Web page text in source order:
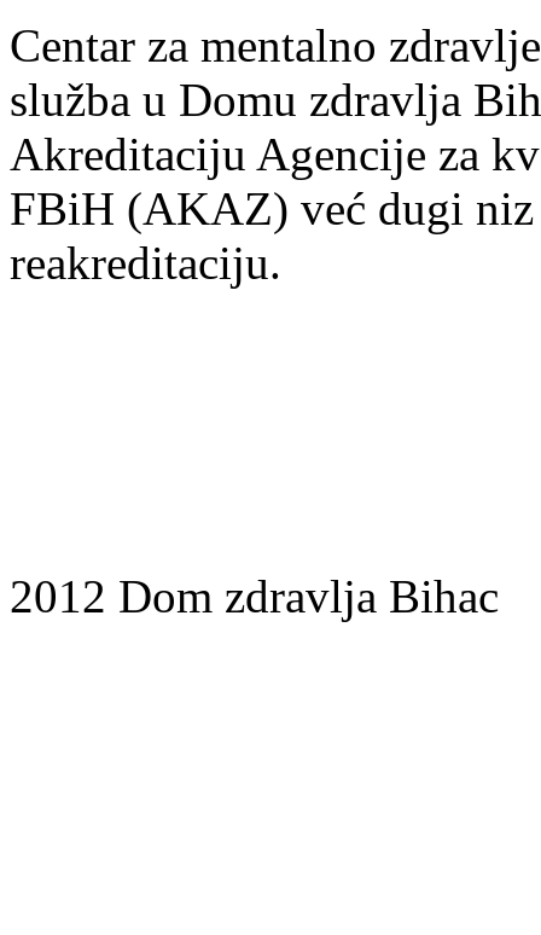
Centar za mentalno
služba u Domu zdravlja
Akreditaciju Agencije za
FBiH (AKAZ) već dugi niz
reakreditaciju.
2012 Dom zdravlja Bihac